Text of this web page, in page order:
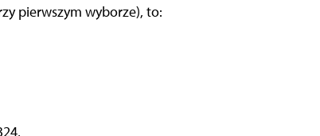
pierwszym wyborze), to: